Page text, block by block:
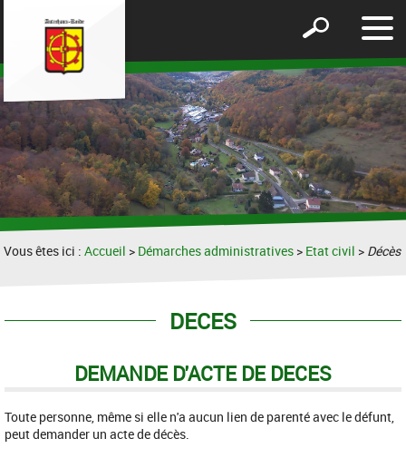
le
Afficher
formulaire
de
recherche
Vous êtes ici :Accueil > Démarches administratives > Etat civil > Décès
DECES
DEMANDE D'ACTE DE DECES
Toute personne, même si elle n'a aucun lien de parenté avec le défunt,
peut demander un acte de décès.